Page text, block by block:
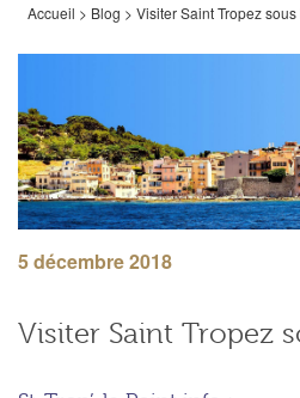
Accueil > Blog > Visiter Saint Tropez
5 décembre 2018
Visiter Saint Tropez